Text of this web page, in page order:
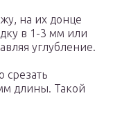
на их донце
в 1-3 мм или
углубление.
срезать
длины. Такой